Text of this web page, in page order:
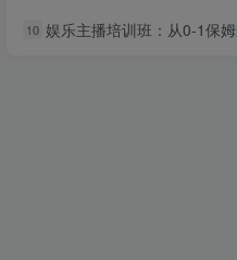
10 娱乐主播培训班：从0-1保姆式进阶